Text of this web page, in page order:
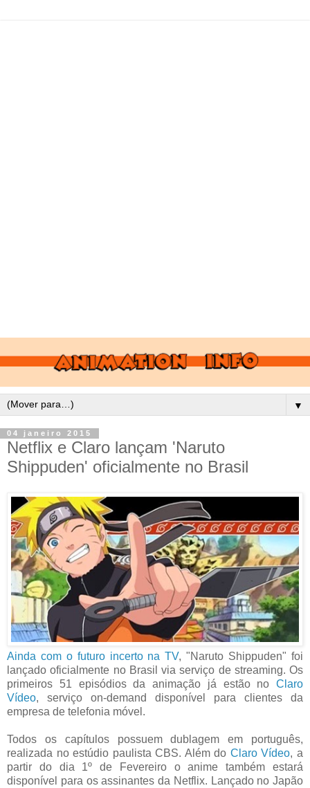
▼
04 janeiro 2015
Netflix e Claro lançam 'Naruto
Shippuden' oficialmente no Brasil
Ainda com o futuro incerto na TV, "Naruto Shippuden" foi
lançado oficialmente no Brasil via serviço de streaming. Os
primeiros 51 episódios da animação já estão no Claro
Vídeo, serviço on-demand disponível para clientes da
empresa de telefonia móvel.
Todos os capítulos possuem dublagem em português,
realizada no estúdio paulista CBS. Além do Claro Vídeo, a
partir do dia 1º de Fevereiro o anime também estará
disponível para os assinantes da Netflix. Lançado no Japão